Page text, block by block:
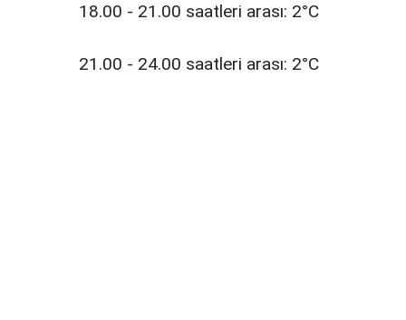
18.00 - 21.00 saatleri arası: 2°C
21.00 - 24.00 saatleri arası: 2°C